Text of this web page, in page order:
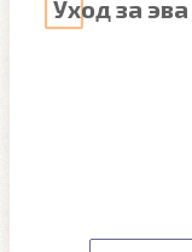
Уход за